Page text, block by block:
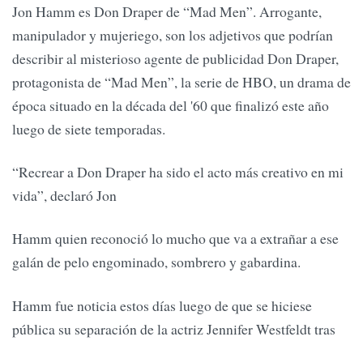
Jon Hamm es Don Draper de “Mad Men”. Arrogante,
manipulador y mujeriego, son los adjetivos que podrían
describir al misterioso agente de publicidad Don Draper,
protagonista de “Mad Men”, la serie de HBO, un drama de
época situado en la década del '60 que finalizó este año
luego de siete temporadas.
“Recrear a Don Draper ha sido el acto más creativo en mi
vida”, declaró Jon
Hamm quien reconoció lo mucho que va a extrañar a ese
galán de pelo engominado, sombrero y gabardina.
Hamm fue noticia estos días luego de que se hiciese
pública su separación de la actriz Jennifer Westfeldt tras